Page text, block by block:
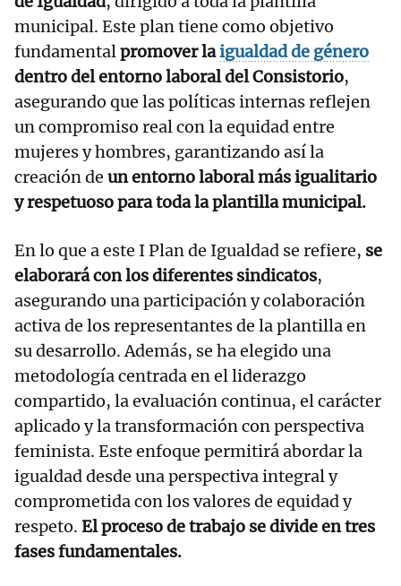
municipal. Este plan tiene como objetivo
fundamentalpromover laigualdad de género
dentro del entorno laboral del Consistorio,
asegurando que las políticas internas reflejen
un compromiso real con la equidad entre
mujeres y hombres, garantizando así la
creación de un entorno laboral más igualitario
y respetuoso para toda la plantilla municipal.
En lo que a este I Plan de Igualdad se refiere, se
elaborará con los diferentes sindicatos,
asegurando una participación y colaboración
activa de los representantes de la plantilla en
su desarrollo. Además, se ha elegido una
metodología centrada en el liderazgo
compartido, la evaluación continua, el carácter
aplicado y la transformación con perspectiva
feminista. Este enfoque permitirá abordar la
igualdad desde una perspectiva integral y
comprometida con los valores de equidad y
respeto. El proceso de trabajo se divide en tres
fases fundamentales.